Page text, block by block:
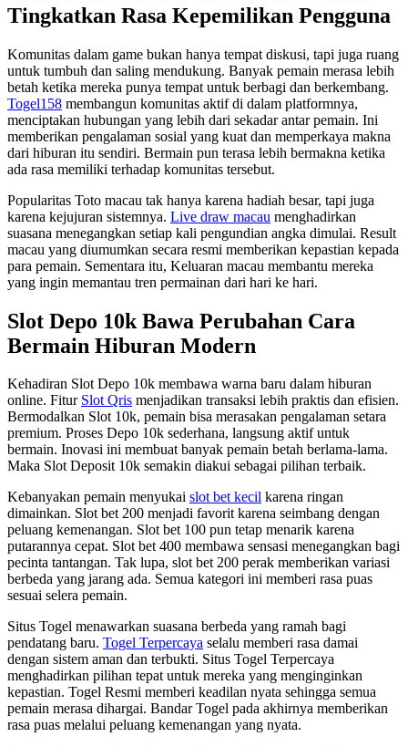
Tingkatkan Rasa Kepemilikan Pengguna
Komunitas dalam game bukan hanya tempat diskusi, tapi juga ruang
untuk tumbuh dan saling mendukung. Banyak pemain merasa lebih
betah ketika mereka punya tempat untuk berbagi dan berkembang.
Togel158 membangun komunitas aktif di dalam platformnya,
menciptakan hubungan yang lebih dari sekadar antar pemain. Ini
memberikan pengalaman sosial yang kuat dan memperkaya makna
dari hiburan itu sendiri. Bermain pun terasa lebih bermakna ketika
ada rasa memiliki terhadap komunitas tersebut.
Popularitas Toto macau tak hanya karena hadiah besar, tapi juga
karena kejujuran sistemnya. Live draw macau menghadirkan
suasana menegangkan setiap kali pengundian angka dimulai. Result
macau yang diumumkan secara resmi memberikan kepastian kepada
para pemain. Sementara itu, Keluaran macau membantu mereka
yang ingin memantau tren permainan dari hari ke hari.
Slot Depo 10k Bawa Perubahan Cara
Bermain Hiburan Modern
Kehadiran Slot Depo 10k membawa warna baru dalam hiburan
online. Fitur Slot Qris menjadikan transaksi lebih praktis dan efisien.
Bermodalkan Slot 10k, pemain bisa merasakan pengalaman setara
premium. Proses Depo 10k sederhana, langsung aktif untuk
bermain. Inovasi ini membuat banyak pemain betah berlama-lama.
Maka Slot Deposit 10k semakin diakui sebagai pilihan terbaik.
Kebanyakan pemain menyukai slot bet kecil karena ringan
dimainkan. Slot bet 200 menjadi favorit karena seimbang dengan
peluang kemenangan. Slot bet 100 pun tetap menarik karena
putarannya cepat. Slot bet 400 membawa sensasi menegangkan bagi
pecinta tantangan. Tak lupa, slot bet 200 perak memberikan variasi
berbeda yang jarang ada. Semua kategori ini memberi rasa puas
sesuai selera pemain.
Situs Togel menawarkan suasana berbeda yang ramah bagi
pendatang baru. Togel Terpercaya selalu memberi rasa damai
dengan sistem aman dan terbukti. Situs Togel Terpercaya
menghadirkan pilihan tepat untuk mereka yang menginginkan
kepastian. Togel Resmi memberi keadilan nyata sehingga semua
pemain merasa dihargai. Bandar Togel pada akhirnya memberikan
rasa puas melalui peluang kemenangan yang nyata.